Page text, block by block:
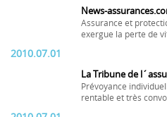
News-
Assurance et
exergue la perte de
2010.07.01
La Tribune de
Prévoyance
rentable et très